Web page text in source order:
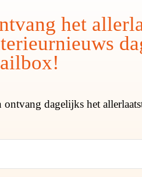
het
dagelijks het